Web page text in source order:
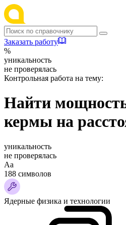
Заказать работу
%
уникальность
не проверялась
Контрольная работа на тему:
Найти
кермы на
уникальность
не проверялась
Аа
188 символов
Ядерные физика и технологии